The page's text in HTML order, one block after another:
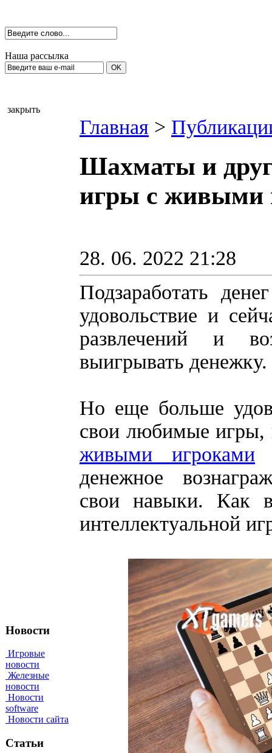
Наша рассылка
закрыть
Новости
Игровые
новости
Железные
новости
Новости
software
Новости сайта
Статьи
Главная >
Шахматы и
игры с живыми
28. 06. 2022 21:28
Подзаработать
удовольствие и
развлечений и
выигрывать денежку.
Но еще больше
свои любимые игры,
живыми игроками
денежное
свои навыки. Как
интеллектуальной